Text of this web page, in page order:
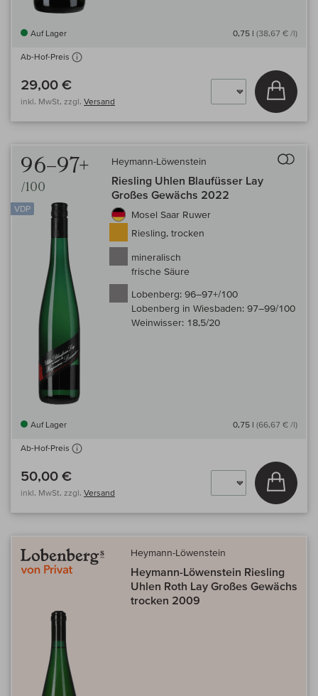
Auf Lager 0,75 l (38,67 € /l)
Ab-Hof-Preis
29,00 €
inkl. MwSt, zzgl. Versand
In
96–97+
/100
VDP
Heymann-Löwenstein
Riesling Uhlen Blaufüsser Lay
Großes Gewächs 2022
Mosel Saar Ruwer
Riesling, trocken
mineralisch
frische Säure
Lobenberg: 96–97+/100
Lobenberg in Wiesbaden: 97–99/100
Weinwisser: 18,5/20
Auf Lager 0,75 l (66,67 € /l)
Ab-Hof-Preis
50,00 €
inkl. MwSt, zzgl. Versand
In
Heymann-Löwenstein
Heymann-Löwenstein Riesling
Uhlen Roth Lay Großes Gewächs
trocken 2009